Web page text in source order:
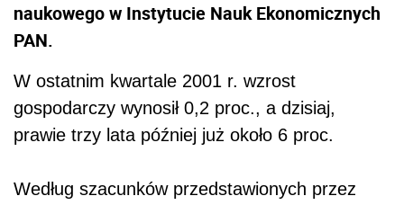
naukowego w Instytucie Nauk Ekonomicznych
PAN.
W ostatnim kwartale 2001 r. wzrost
gospodarczy wynosił 0,2 proc., a dzisiaj,
prawie trzy lata później już około 6 proc.
Według szacunków przedstawionych przez